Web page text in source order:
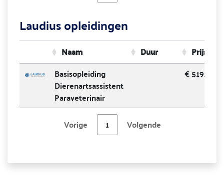
Laudius opleidingen
Naam Duur
Prijs
Basisopleiding
Dierenartsassistent
Paraveterinair
€ 519.00
Vorige 1 Volgende